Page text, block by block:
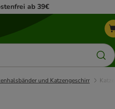
ab 39€
und Katzengeschirr